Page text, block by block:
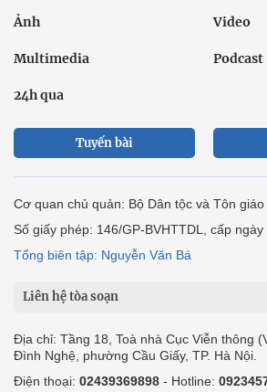
Ảnh Video
Multimedia Podcast
24h qua
Tuyến bài
Cơ quan chủ quản: Bộ Dân tộc và Tôn giáo
Số giấy phép: 146/GP-BVHTTDL, cấp
Tổng biên tập: Nguyễn Văn Bá
Liên hệ tòa soạn
Địa chỉ: Tầng 18, Toà nhà Cục Viễn thông
Đình Nghệ, phường Cầu Giấy, TP. Hà Nội.
Điện thoại: 02439369898 - Hotline: